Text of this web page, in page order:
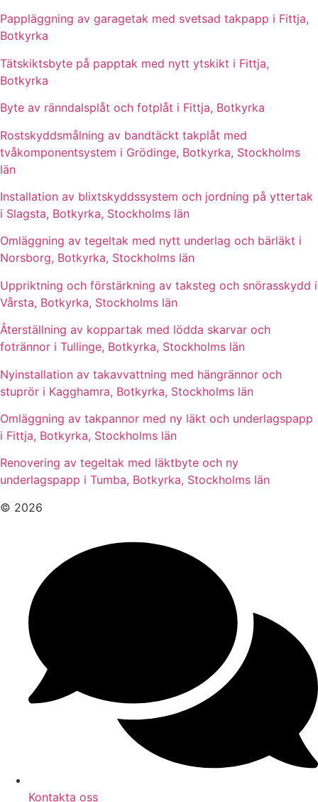
Pappläggning av garagetak med svetsad takpapp i Fittja,
Botkyrka
Tätskiktsbyte på papptak med nytt ytskikt i Fittja,
Botkyrka
Byte av ränndalsplåt och fotplåt i Fittja, Botkyrka
Rostskyddsmålning av bandtäckt takplåt med
tvåkomponentsystem i Grödinge, Botkyrka, Stockholms
län
Installation av blixtskyddssystem och jordning på yttertak
i Slagsta, Botkyrka, Stockholms län
Omläggning av tegeltak med nytt underlag och bärläkt i
Norsborg, Botkyrka, Stockholms län
Uppriktning och förstärkning av taksteg och snörasskydd i
Vårsta, Botkyrka, Stockholms län
Återställning av koppartak med lödda skarvar och
fotrännor i Tullinge, Botkyrka, Stockholms län
Nyinstallation av takavvattning med hängrännor och
stuprör i Kagghamra, Botkyrka, Stockholms län
Omläggning av takpannor med ny läkt och underlagspapp
i Fittja, Botkyrka, Stockholms län
Renovering av tegeltak med läktbyte och ny
underlagspapp i Tumba, Botkyrka, Stockholms län
© 2026
Kontakta oss